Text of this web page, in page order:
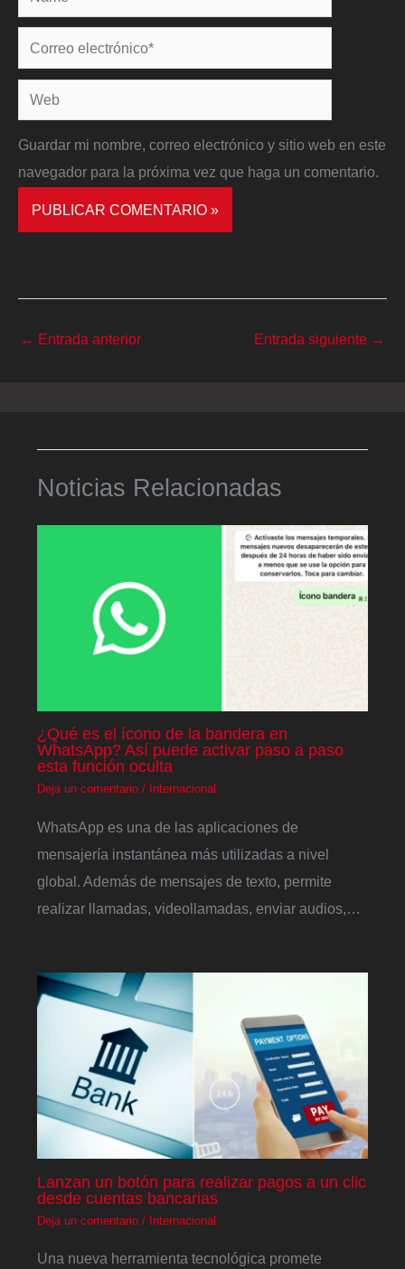
Correo
electrónico*
Web
Guardar mi nombre, correo electrónico y sitio web en este
navegador para la próxima vez que haga un comentario.
← Entrada anterior Entrada siguiente →
Noticias Relacionadas
¿Qué es el ícono de la bandera en
WhatsApp? Así puede activar paso a paso
esta función oculta
Deja un comentario / Internacional
WhatsApp es una de las aplicaciones de
mensajería instantánea más utilizadas a nivel
global. Además de mensajes de texto, permite
realizar llamadas, videollamadas, enviar audios,…
Lanzan un botón para realizar pagos a un clic
desde cuentas bancarias
Deja un comentario / Internacional
Una nueva herramienta tecnológica promete